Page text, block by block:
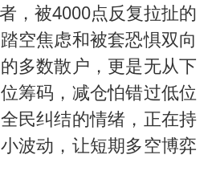
，被4000点反复拉扯的
空焦虑和被套恐惧双向
多数散户，更是无从下
筹码，减仓怕错过低位
民纠结的情绪，正在持
波动，让短期多空博弈